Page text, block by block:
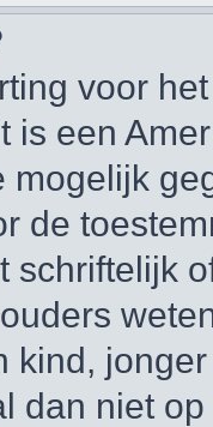
voor
is een
mogelijk
de
schriftelijk
kind,
dan niet